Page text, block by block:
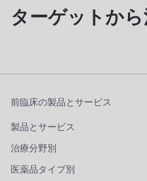
ターゲットか
前臨床の製品とサービス
製品とサービス
治療分野別
医薬品タイプ別